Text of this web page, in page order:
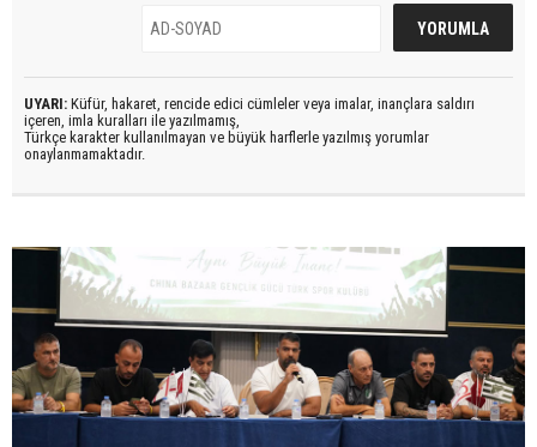
UYARI: Küfür, hakaret, rencide edici cümleler veya imalar, inançlara saldırı
içeren, imla kuralları ile yazılmamış,
Türkçe karakter kullanılmayan ve büyük harflerle yazılmış yorumlar
onaylanmamaktadır.